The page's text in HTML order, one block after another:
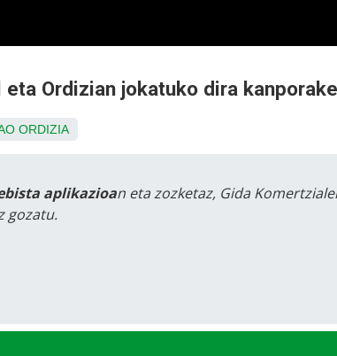
eta Ordizian jokatuko dira
ORDIZIA
aplikazioan eta zozketaz, Gida
gozatu.